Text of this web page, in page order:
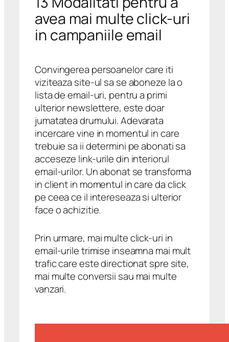
avea mai multe click-uri
in campaniile email
Convingerea persoanelor care iti
viziteaza site-ul sa se aboneze la o
lista de email-uri, pentru a primi
ulterior newslettere, este doar
jumatatea drumului. Adevarata
incercare vine in momentul in care
trebuie sa ii determini pe abonati sa
acceseze link-urile din interiorul
email-urilor. Un abonat se transforma
in client in momentul in care da click
pe ceea ce il intereseaza si ulterior
face o achizitie.
Prin urmare, mai multe click-uri in
email-urile trimise inseamna mai mult
trafic care este directionat spre site,
mai multe conversii sau mai multe
vanzari.